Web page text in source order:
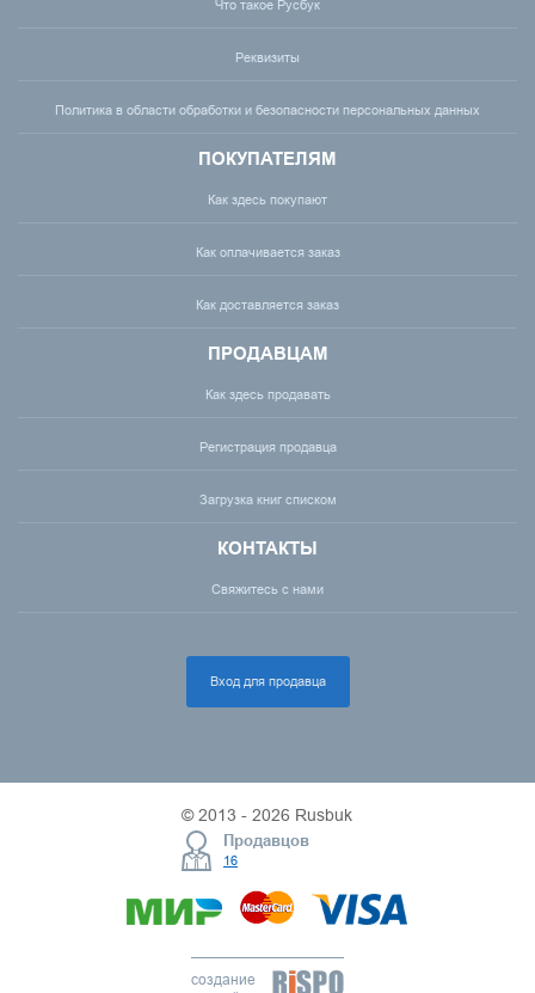
Что такое Русбук
Реквизиты
Политика в области обработки и безопасности персональных данных
ПОКУПАТЕЛЯМ
Как здесь покупают
Как оплачивается заказ
Как доставляется заказ
ПРОДАВЦАМ
Как здесь продавать
Регистрация продавца
Загрузка книг списком
КОНТАКТЫ
Свяжитесь с нами
Вход для продавца
© 2013 - 2026 Rusbuk
Продавцов
16
создание